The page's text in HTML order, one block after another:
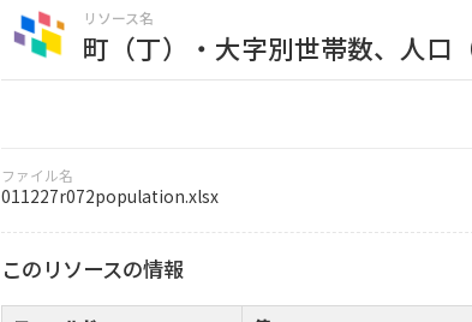
リソース名
町（丁）・大字別世帯数、人口
ファイル名
011227r072population.xlsx
このリソースの情報